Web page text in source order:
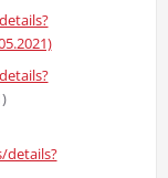
details?